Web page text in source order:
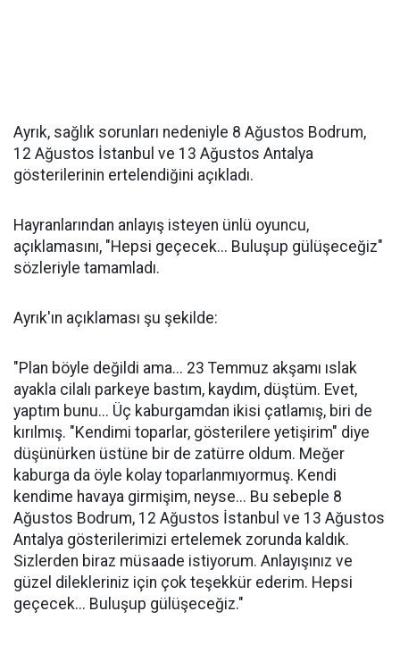
Ayrık, sağlık sorunları nedeniyle 8 Ağustos Bodrum,
12 Ağustos İstanbul ve 13 Ağustos Antalya
gösterilerinin ertelendiğini açıkladı.
Hayranlarından anlayış isteyen ünlü oyuncu,
açıklamasını, "Hepsi geçecek... Buluşup gülüşeceğiz"
sözleriyle tamamladı.
Ayrık'ın açıklaması şu şekilde:
"Plan böyle değildi ama... 23 Temmuz akşamı ıslak
ayakla cilalı parkeye bastım, kaydım, düştüm. Evet,
yaptım bunu... Üç kaburgamdan ikisi çatlamış, biri de
kırılmış. "Kendimi toparlar, gösterilere yetişirim" diye
düşünürken üstüne bir de zatürre oldum. Meğer
kaburga da öyle kolay toparlanmıyormuş. Kendi
kendime havaya girmişim, neyse... Bu sebeple 8
Ağustos Bodrum, 12 Ağustos İstanbul ve 13 Ağustos
Antalya gösterilerimizi ertelemek zorunda kaldık.
Sizlerden biraz müsaade istiyorum. Anlayışınız ve
güzel dilekleriniz için çok teşekkür ederim. Hepsi
geçecek... Buluşup gülüşeceğiz."